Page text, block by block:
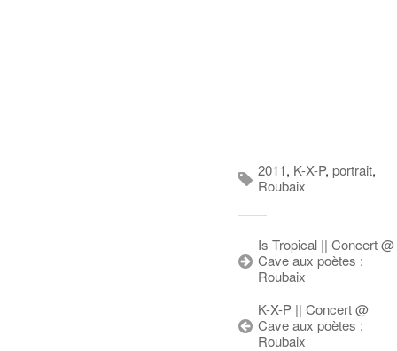
2011, K-X-P, portrait,
Roubaix
Is Tropical || Concert @
Cave aux poètes :
Roubaix
K-X-P || Concert @
Cave aux poètes :
Roubaix